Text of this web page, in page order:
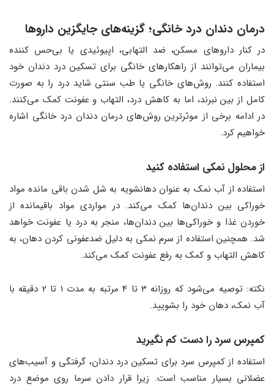
درمان دندان درد خانگی؛ گزینه‌های جایگزین داروها
در کنار داروهای مسکن، ضد التهابی، اپیوئیدی یا بی‌حس کننده
بیماران می‌توانند از راهکارهای خانگی برای تسکین درد دندان خود
استفاده کنند. روش‌های خانگی یا طب سنتی شاید درد را به صورت
کامل از بین نبرند، اما به کاهش درد، التهاب و عفونت کمک می‌کنند.
در ادامه برخی از موثرترین روش‌های درمان دندان درد خانگی اشاره
خواهیم کرد.
از محلول نمکی استفاده کنید
استفاده از آب نمک به عنوان دهانشویه به شل شدن باقی مانده مواد
خوراکی بین دندان‌ها کمک می‌کند. در مواردی مواد باقیمانده از
خوردن غذا و خوراکی‌ها بین دندان‌ها، منجر به درد یا عفونت خواهد
شد. همچنین استفاده از سرم نمکی به دلیل ضدعفونی کردن دهان، به
کاهش التهاب و کمک به رفع عفونت کمک می‌کند.
نکته: توصیه می‌شود که روزانه 3 تا 4 مرتبه به مدت 1 تا 2 دقیقه با
آب نمک، دهان خود را بشویید.
کمپرس سرد را دست کم نگیرید
استفاده از کمپرس سرد برای تسکین درد دندان، گرفتگی و آسیب‌های
عضلانی بسیار مناسب است. زیرا قرار دادن سرما روی موضع درد